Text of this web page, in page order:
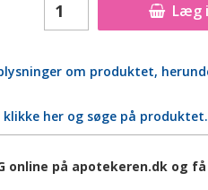
Læg
om produktet,
her og søge på produktet.
online på apotekeren.dk